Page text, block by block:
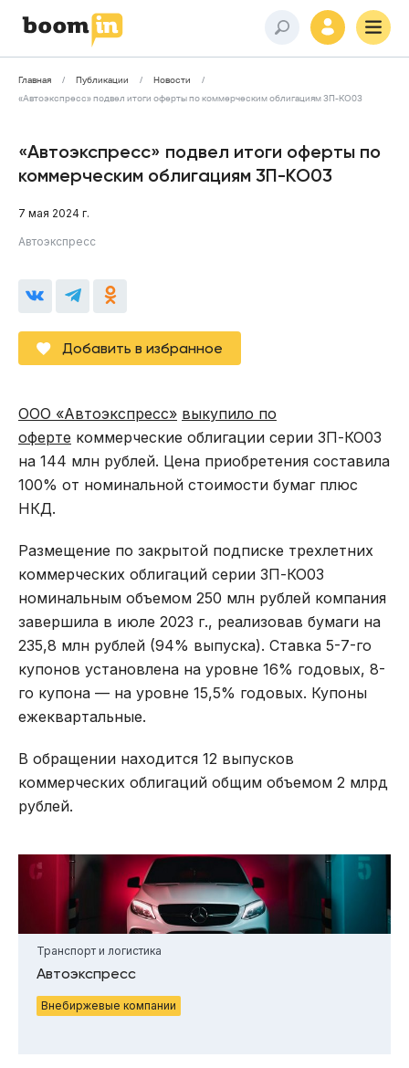
Главная Публикации
Новости
«Автоэкспресс» подвел итоги оферты по коммерческим облигациям 3П-КО03
«Автоэкспресс» подвел итоги оферты по
коммерческим облигациям 3П-КО03
7 мая 2024 г.
Автоэкспресс
Добавить в избранное
ООО «Автоэкспресс» выкупило по
оферте коммерческие облигации серии 3П-КО03
на 144 млн рублей. Цена приобретения составила
100% от номинальной стоимости бумаг плюс
НКД.
Размещение по закрытой подписке трехлетних
коммерческих облигаций серии 3П-КО03
номинальным объемом 250 млн рублей компания
завершила в июле 2023 г., реализовав бумаги на
235,8 млн рублей (94% выпуска). Ставка 5-7-го
купонов установлена на уровне 16% годовых, 8-
го купона — на уровне 15,5% годовых. Купоны
ежеквартальные.
В обращении находится 12 выпусков
коммерческих облигаций общим объемом 2 млрд
рублей.
Транспорт и логистика
Автоэкспресс
Внебиржевые компании